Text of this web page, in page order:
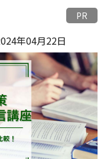
PR
年04月22日